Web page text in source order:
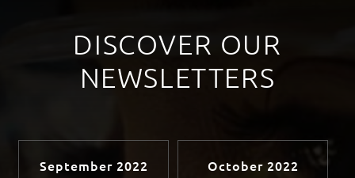
DISCOVER OUR
NEWSLETTERS
September 2022 October 2022